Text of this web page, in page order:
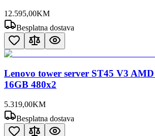
12.595,00KM
Besplatna dostava
Lenovo tower server ST45 V3
16GB 480x2
5.319,00KM
Besplatna dostava